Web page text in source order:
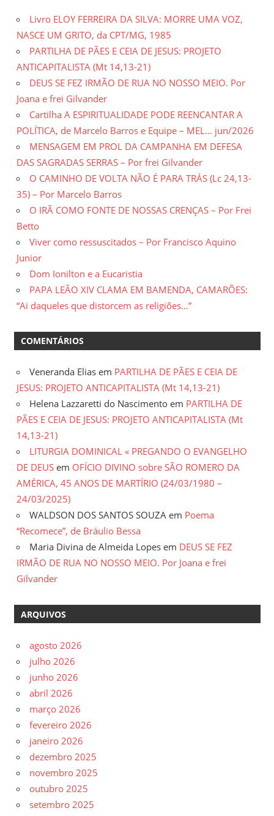
Livro ELOY FERREIRA DA SILVA: MORRE UMA VOZ,
NASCE UM GRITO, da CPT/MG, 1985
PARTILHA DE PÃES E CEIA DE JESUS: PROJETO
ANTICAPITALISTA (Mt 14,13-21)
DEUS SE FEZ IRMÃO DE RUA NO NOSSO MEIO. Por
Joana e frei Gilvander
Cartilha A ESPIRITUALIDADE PODE REENCANTAR A
POLÍTICA, de Marcelo Barros e Equipe – MEL… jun/2026
MENSAGEM EM PROL DA CAMPANHA EM DEFESA
DAS SAGRADAS SERRAS – Por frei Gilvander
O CAMINHO DE VOLTA NÃO É PARA TRÁS (Lc 24,13-
35) – Por Marcelo Barros
O IRÃ COMO FONTE DE NOSSAS CRENÇAS – Por Frei
Betto
Viver como ressuscitados – Por Francisco Aquino
Junior
Dom Ionilton e a Eucaristia
PAPA LEÃO XIV CLAMA EM BAMENDA, CAMARÕES:
“Ai daqueles que distorcem as religiões…”
COMENTÁRIOS
Veneranda Elias em PARTILHA DE PÃES E CEIA DE
JESUS: PROJETO ANTICAPITALISTA (Mt 14,13-21)
Helena Lazzaretti do Nascimento em PARTILHA DE
PÃES E CEIA DE JESUS: PROJETO ANTICAPITALISTA (Mt
14,13-21)
LITURGIA DOMINICAL « PREGANDO O EVANGELHO
DE DEUS em OFÍCIO DIVINO sobre SÃO ROMERO DA
AMÉRICA, 45 ANOS DE MARTÍRIO (24/03/1980 –
24/03/2025)
WALDSON DOS SANTOS SOUZA em Poema
“Recomece”, de Bráulio Bessa
Maria Divina de Almeida Lopes em DEUS SE FEZ
IRMÃO DE RUA NO NOSSO MEIO. Por Joana e frei
Gilvander
ARQUIVOS
agosto 2026
julho 2026
junho 2026
abril 2026
março 2026
fevereiro 2026
janeiro 2026
dezembro 2025
novembro 2025
outubro 2025
setembro 2025